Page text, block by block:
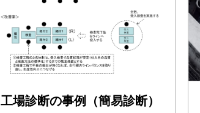
工場診断の事例（簡易診断）